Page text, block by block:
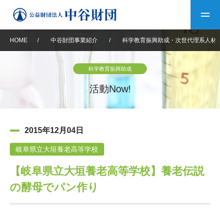
中谷財団について
設立趣意書
沿革 40年史デジタルブック
中谷財団事業紹介
神戸賞 長期大型研究助成
中谷財団動画紹介
その他情報
HOME / 中谷財団事業紹介 / 科学教育振興助成・次世代理系人材
科学教育振興助成
活動Now!
2015年12月04日
岐阜県立大垣養老高等学校
【岐阜県立大垣養老高等学校】養老伝説
の酵母でパン作り